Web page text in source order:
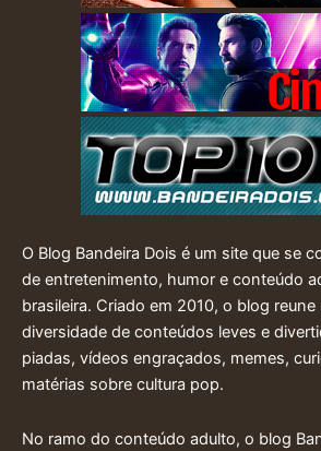
O Blog Bandeira Dois é um site que se
de entretenimento, humor e conteúdo
brasileira. Criado em 2010, o blog
diversidade de conteúdos leves e
piadas, vídeos engraçados, memes,
matérias sobre cultura pop.
No ramo do conteúdo adulto, o blog